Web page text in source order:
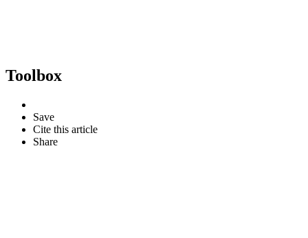
Toolbox
Save
Cite this article
Share